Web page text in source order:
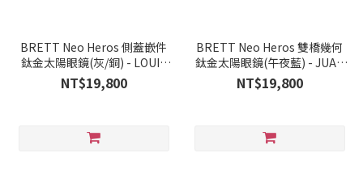
BRETT Neo Heros 側蓋嵌件
鈦金太陽眼鏡(灰/銅) - LOUIS
SUN-C26
NT$19,800
BRETT Neo Heros 雙橋幾何
鈦金太陽眼鏡(午夜藍) - JUAN
SUN-C38
NT$19,800